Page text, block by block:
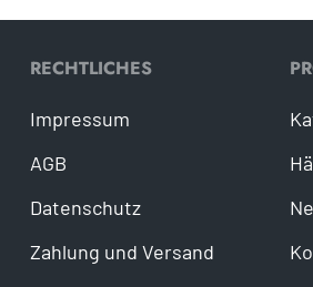
RECHTLICHES
Impressum
AGB
Datenschutz
Zahlung und Versand